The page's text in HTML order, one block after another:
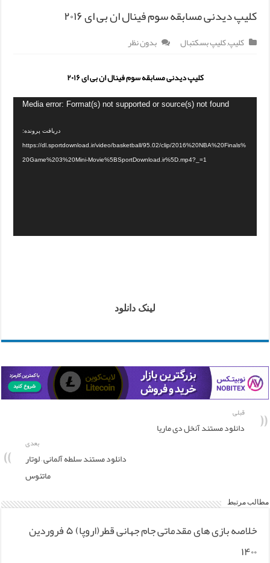
کلیپ دیدنی مسابقه سوم فینال ان بی ای ۲۰۱۶
کلیپ,کلیپ بسکتبال بدون نظر
کلیپ دیدنی مسابقه سوم فینال ان بی ای ۲۰۱۶
Media error: Format(s) not supported or source(s) not found
دریافت پرونده:
https://dl.sportdownload.ir/video/basketball/95.02/clip/2016%20NBA%20Finals%
20Game%203%20Mini-Movie%5BSportDownload.ir%5D.mp4?_=1
لینک دانلود
قبلی
دانلود مستند آنخل دی ماریا
بعدی
دانلود مستند سلطه آلمانی – لوتار
ماتئوس
مطالب مرتبط
خلاصه بازی های مقدماتی جام جهانی قطر(اروپا) ۵ فروردین
۱۴۰۰